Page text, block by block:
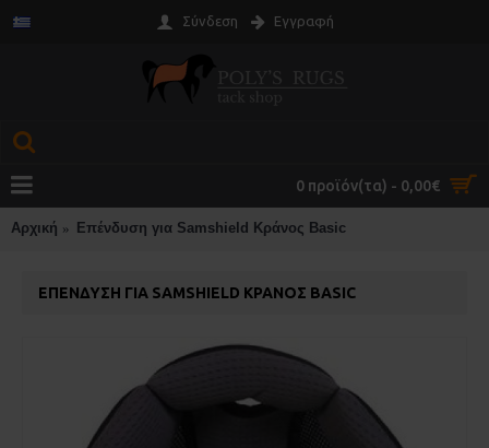
Σύνδεση Εγγραφή
0 προϊόν(τα) - 0,00€
Αρχική Επένδυση για Samshield Κράνος Basic
ΕΠΈΝΔΥΣΗ ΓΙΑ SAMSHIELD ΚΡΆΝΟΣ BASIC